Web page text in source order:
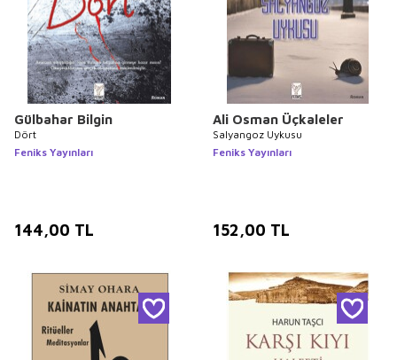
Gülbahar Bilgin
Dört
Feniks Yayınları
144,00 TL
Ali Osman Üçkaleler
Salyangoz Uykusu
Feniks Yayınları
152,00 TL